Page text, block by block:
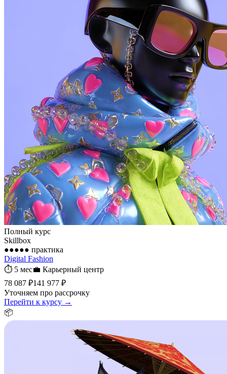
Полный курс
Skillbox
●●●●● практика
Digital Fashion
⏱ 5 мес💼 Карьерный центр
78 087 ₽141 977 ₽
Уточняем про рассрочку
Перейти к курсу →
📦